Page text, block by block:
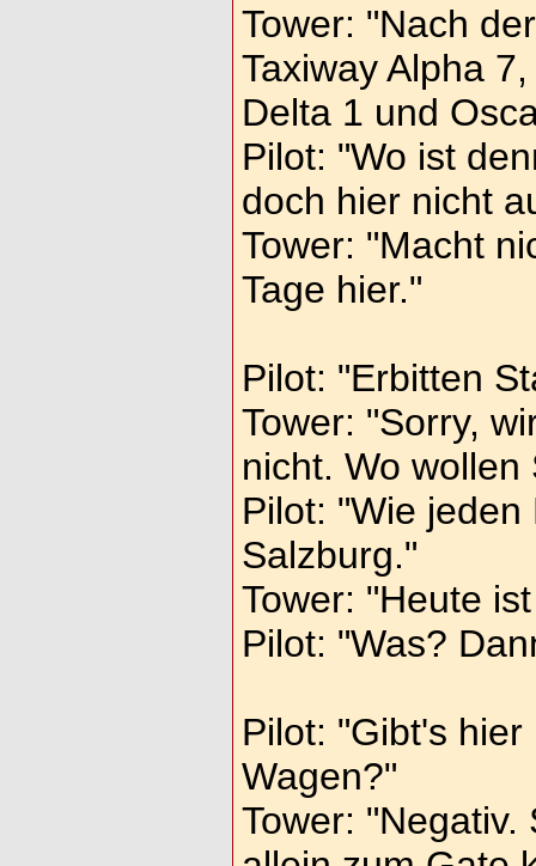
Tower: "Nach
Taxiway Alpha
Delta 1 und
Pilot: "Wo ist
doch hier nicht
Tower: "Macht
Tage hier."
Pilot: "Erbitten
Tower: "Sorry,
nicht. Wo wollen
Pilot: "Wie
Salzburg."
Tower: "Heute
Pilot: "Was?
Pilot: "Gibt's
Wagen?"
Tower: